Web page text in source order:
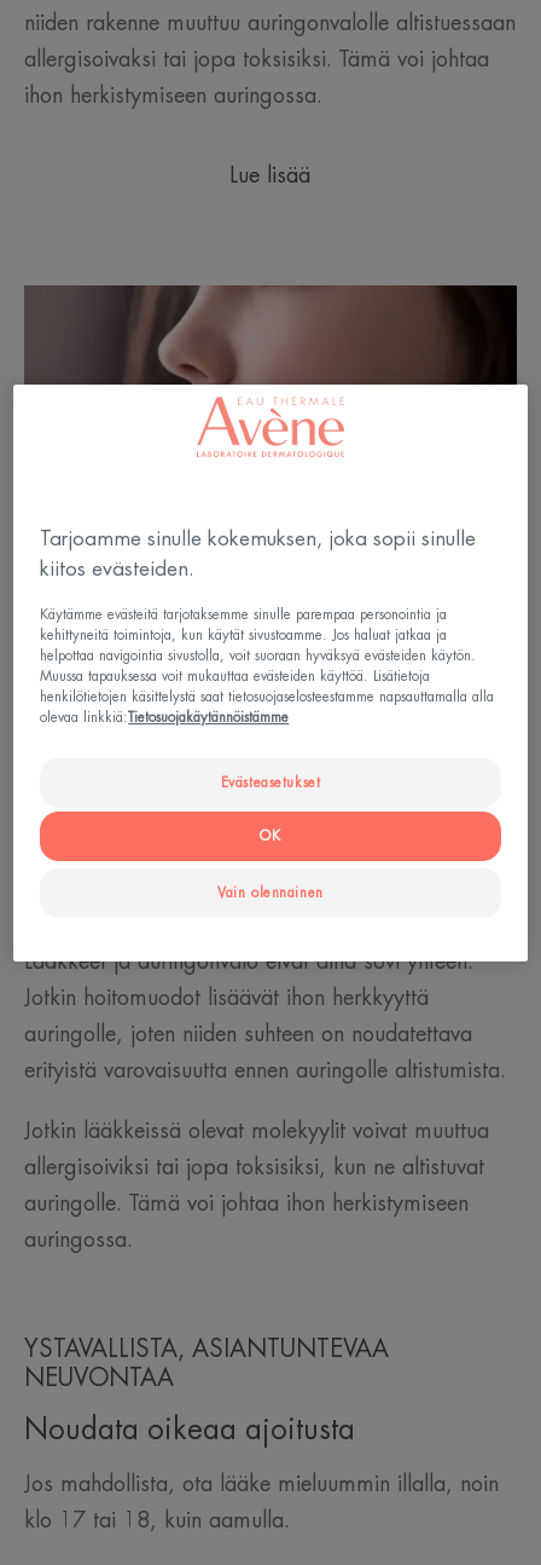
niiden rakenne muuttuu auringonvalolle altistuessaan
allergisoivaksi tai jopa toksisiksi. Tämä voi johtaa
ihon herkistymiseen auringossa.
Lue lisää
Mitä ovat valolle herkistävät hoidot tai
Lääkkeet ja auringonvalo eivät aina sovi yhteen.
Jotkin hoitomuodot lisäävät ihon herkkyyttä
auringolle, joten niiden suhteen on noudatettava
erityistä varovaisuutta ennen auringolle altistumista.
Jotkin lääkkeissä olevat molekyylit voivat muuttua
allergisoiviksi tai jopa toksisiksi, kun ne altistuvat
auringolle. Tämä voi johtaa ihon herkistymiseen
auringossa.
YSTÄVÄLLISTÄ, ASIANTUNTEVAA
NEUVONTAA
Noudata oikeaa ajoitusta
Jos mahdollista, ota lääke mieluummin illalla, noin
klo 17 tai 18, kuin aamulla.
Tarjoamme sinulle kokemuksen, joka sopii sinulle
kiitos evästeiden.
Käytämme evästeitä tarjotaksemme sinulle parempaa personointia ja
kehittyneitä toimintoja, kun käytät sivustoamme. Jos haluat jatkaa ja
helpottaa navigointia sivustolla, voit suoraan hyväksyä evästeiden käytön.
Muussa tapauksessa voit mukauttaa evästeiden käyttöä. Lisätietoja
henkilötietojen käsittelystä saat tietosuojaselosteestamme napsauttamalla alla
olevaa linkkiä:
Tietosuojakäytännöistämme
Evästeasetukset
Vain olennainen
OK